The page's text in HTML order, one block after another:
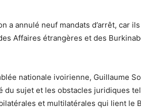
a annulé neuf mandats d’arrêt, car
Affaires étrangères et des
nationale ivoirienne, Guillaume
du sujet et les obstacles juridiques
et multilatérales qui lient le